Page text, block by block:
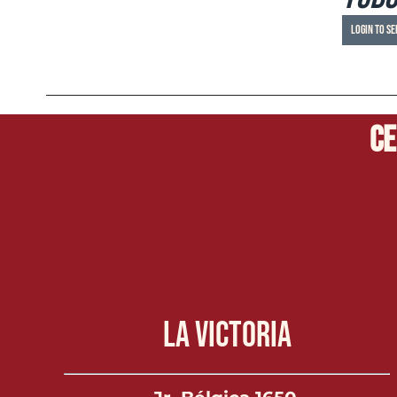
Login to
La Victoria